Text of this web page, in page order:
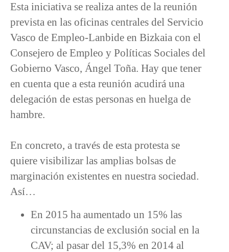
Esta iniciativa se realiza antes de la reunión
prevista en las oficinas centrales del Servicio
Vasco de Empleo-Lanbide en Bizkaia con el
Consejero de Empleo y Políticas Sociales del
Gobierno Vasco, Ángel Toña. Hay que tener
en cuenta que a esta reunión acudirá una
delegación de estas personas en huelga de
hambre.
En concreto, a través de esta protesta se
quiere visibilizar las amplias bolsas de
marginación existentes en nuestra sociedad.
Así…
En 2015 ha aumentado un 15% las
circunstancias de exclusión social en la
CAV; al pasar del 15,3% en 2014 al